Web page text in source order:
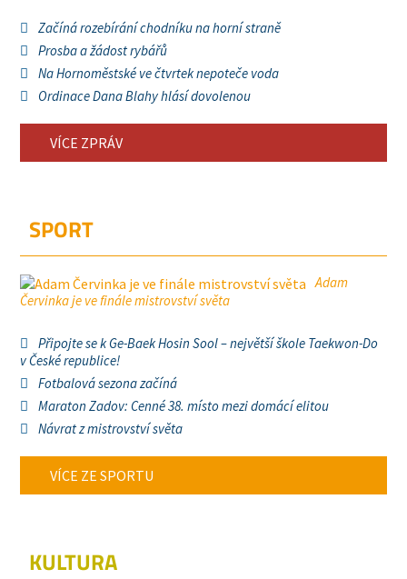
Začíná rozebírání chodníku na horní straně
Prosba a žádost rybářů
Na Hornoměstské ve čtvrtek nepoteče voda
Ordinace Dana Blahy hlásí dovolenou
VÍCE ZPRÁV
SPORT
Adam
Červinka je ve finále mistrovství světa
Připojte se k Ge-Baek Hosin Sool – největší škole Taekwon-Do
v České republice!
Fotbalová sezona začíná
Maraton Zadov: Cenné 38. místo mezi domácí elitou
Návrat z mistrovství světa
VÍCE ZE SPORTU
KULTURA